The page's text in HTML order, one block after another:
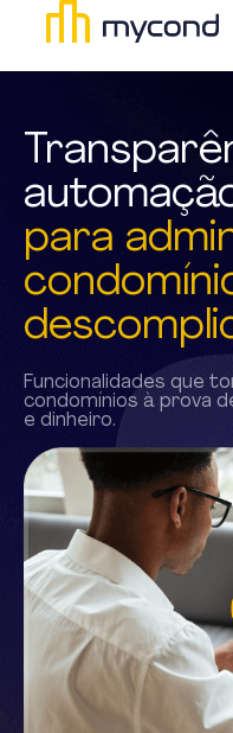
para
Funcionalidades que
condomínios à prova
e dinheiro.